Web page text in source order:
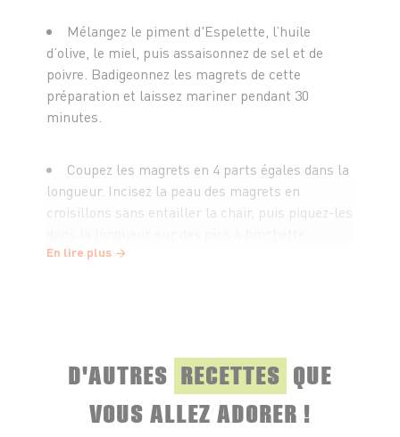
Mélangez le piment d'Espelette, l’huile
d’olive, le miel, puis assaisonnez de sel et de
poivre. Badigeonnez les magrets de cette
préparation et laissez mariner pendant 30
minutes.
Coupez les magrets en 4 parts égales dans la
longueur. Incisez la peau des magrets en
croisillons sans entailler la chair, puis piquez-les
Servez bien chaud.
En lire plus
D'AUTRES RECETTES QUE
VOUS ALLEZ ADORER !